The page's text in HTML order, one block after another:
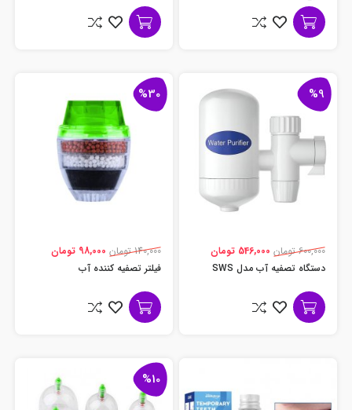
%9
600,000 تومان
546,000 تومان
دستگاه تصفیه آب مدل SWS
%30
140,000 تومان
98,000 تومان
فیلتر تصفیه کننده آب
%10